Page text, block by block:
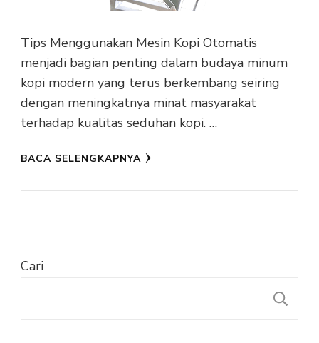
Tips Menggunakan Mesin Kopi Otomatis
menjadi bagian penting dalam budaya minum
kopi modern yang terus berkembang seiring
dengan meningkatnya minat masyarakat
terhadap kualitas seduhan kopi. …
BACA SELENGKAPNYA
Cari